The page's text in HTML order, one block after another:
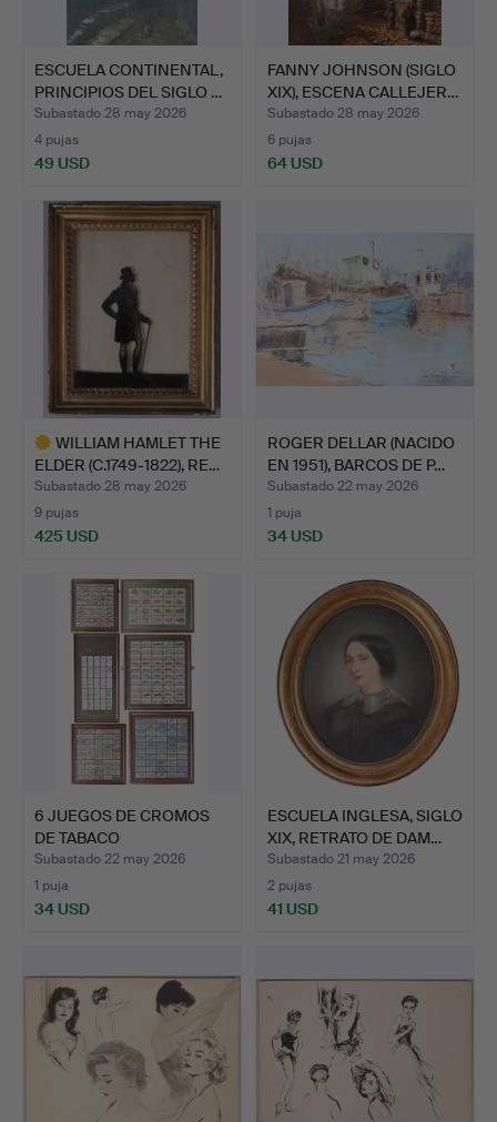
ESCUELA CONTINENTAL,
PRINCIPIOS DEL SIGLO …
Subastado 28 may 2026
4 pujas
49 USD
FANNY JOHNSON (SIGLO
XIX), ESCENA CALLEJER…
Subastado 28 may 2026
6 pujas
64 USD
WILLIAM HAMLET THE
ELDER (C.1749-1822), RE…
Subastado 28 may 2026
9 pujas
425 USD
seleccionado
ROGER DELLAR (NACIDO
EN 1951), BARCOS DE P…
Subastado 22 may 2026
1 puja
34 USD
6 JUEGOS DE CROMOS
DE TABACO
ENMARCADOS, P…
Subastado 22 may 2026
1 puja
34 USD
ESCUELA INGLESA, SIGLO
XIX, RETRATO DE DAM…
Subastado 21 may 2026
2 pujas
41 USD